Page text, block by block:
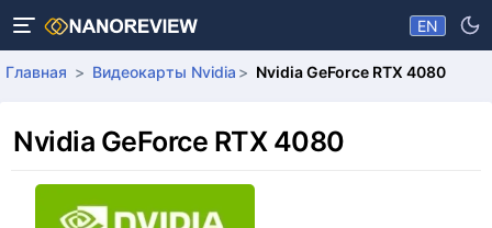
EN
Главная Видеокарты Nvidia Nvidia GeForce RTX 4080
Nvidia GeForce RTX 4080